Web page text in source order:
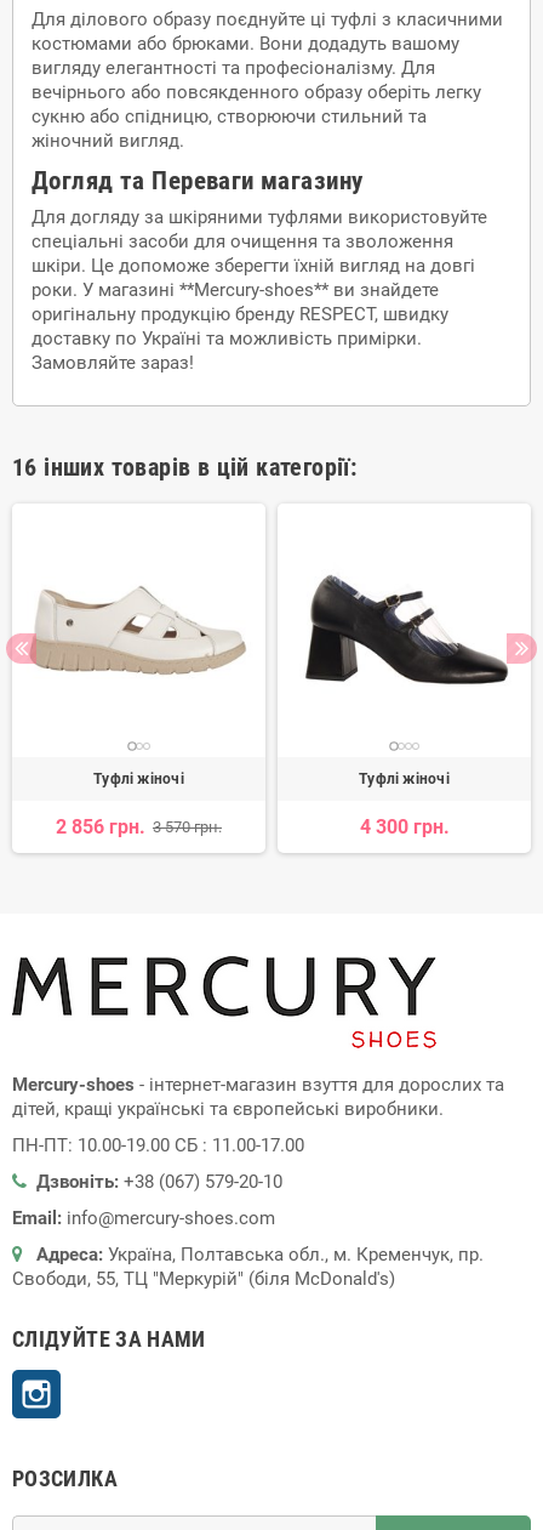
Для ділового образу поєднуйте ці туфлі з класичними
костюмами або брюками. Вони додадуть вашому
вигляду елегантності та професіоналізму. Для
вечірнього або повсякденного образу оберіть легку
сукню або спідницю, створюючи стильний та
жіночний вигляд.
Догляд та Переваги магазину
Для догляду за шкіряними туфлями використовуйте
спеціальні засоби для очищення та зволоження
шкіри. Це допоможе зберегти їхній вигляд на довгі
роки. У магазині **Mercury-shoes** ви знайдете
оригінальну продукцію бренду RESPECT, швидку
доставку по Україні та можливість примірки.
Замовляйте зараз!
16 інших товарів в цій категорії:
Туфлі жіночі
2 856 грн. 3 570 грн.
Туфлі жіночі
4 300 грн.
Mercury-shoes - інтернет-магазин взуття для дорослих та
дітей, кращі українські та європейські виробники.
ПН-ПТ: 10.00-19.00 СБ : 11.00-17.00
Дзвоніть: +38 (067) 579-20-10
Email: info@mercury-shoes.com
Адреса: Україна, Полтавська обл., м. Кременчук, пр.
Свободи, 55, ТЦ "Меркурій" (біля McDonald's)
СЛІДУЙТЕ ЗА НАМИ
РОЗСИЛКА